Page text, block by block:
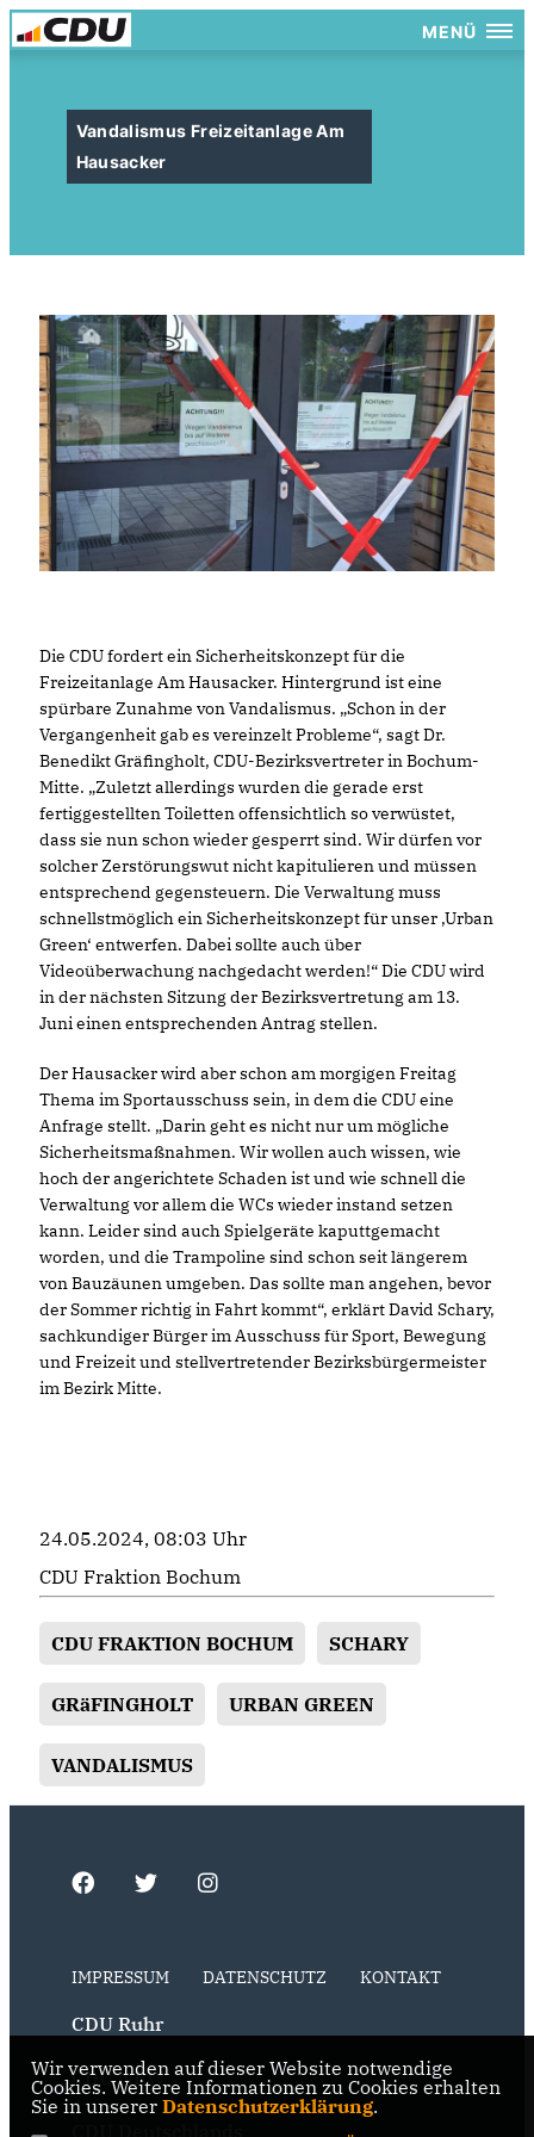
MENÜ
Vandalismus Freizeitanlage Am
Hausacker
Die CDU fordert ein Sicherheitskonzept für die
Freizeitanlage Am Hausacker. Hintergrund ist eine
spürbare Zunahme von Vandalismus. „Schon in der
Vergangenheit gab es vereinzelt Probleme“, sagt Dr.
Benedikt Gräfingholt, CDU-Bezirksvertreter in Bochum-
Mitte. „Zuletzt allerdings wurden die gerade erst
fertiggestellten Toiletten offensichtlich so verwüstet,
dass sie nun schon wieder gesperrt sind. Wir dürfen vor
solcher Zerstörungswut nicht kapitulieren und müssen
entsprechend gegensteuern. Die Verwaltung muss
schnellstmöglich ein Sicherheitskonzept für unser ‚Urban
Green‘ entwerfen. Dabei sollte auch über
Videoüberwachung nachgedacht werden!“ Die CDU wird
in der nächsten Sitzung der Bezirksvertretung am 13.
Juni einen entsprechenden Antrag stellen.
Der Hausacker wird aber schon am morgigen Freitag
Thema im Sportausschuss sein, in dem die CDU eine
Anfrage stellt. „Darin geht es nicht nur um mögliche
Sicherheitsmaßnahmen. Wir wollen auch wissen, wie
hoch der angerichtete Schaden ist und wie schnell die
Verwaltung vor allem die WCs wieder instand setzen
kann. Leider sind auch Spielgeräte kaputtgemacht
worden, und die Trampoline sind schon seit längerem
von Bauzäunen umgeben. Das sollte man angehen, bevor
der Sommer richtig in Fahrt kommt“, erklärt David Schary,
sachkundiger Bürger im Ausschuss für Sport, Bewegung
und Freizeit und stellvertretender Bezirksbürgermeister
im Bezirk Mitte.
24.05.2024, 08:03 Uhr
CDU Fraktion Bochum
CDU FRAKTION BOCHUM SCHARY
GRäFINGHOLT URBAN GREEN
VANDALISMUS
IMPRESSUM DATENSCHUTZ KONTAKT
CDU Ruhr
CDU NRW
Wir verwenden auf dieser Website notwendige
Cookies. Weitere Informationen zu Cookies erhalten
Sie in unserer Datenschutzerklärung.